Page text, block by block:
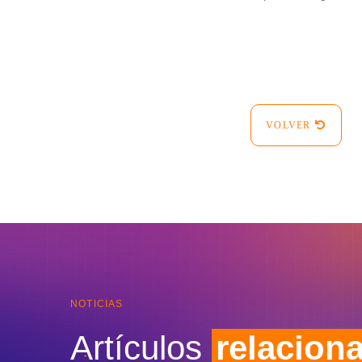
VOLVER
NOTICIAS
Artículos